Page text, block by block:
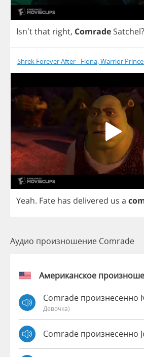
Isn'tthat right, Comrade Satchel?
Shrek Forever After - Fiona, Warrior
Yeah. Fate has delivered us a
Аудио произношение Comrade
Американское
Comrade произнесенно
Девочка)
Comrade произнесенно